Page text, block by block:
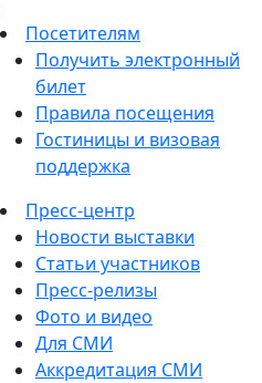
Посетителям
Получить электронный
билет
Правила посещения
Гостиницы и визовая
поддержка
Пресс-центр
Новости выставки
Статьи участников
Пресс-релизы
Фото и видео
Для СМИ
Аккредитация СМИ